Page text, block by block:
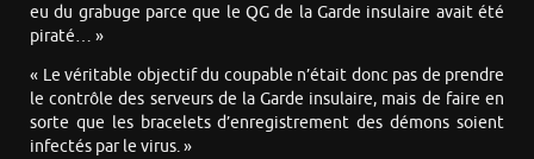
eu du grabuge parce que le QG de la Garde insulaire avait été
piraté… »
« Le véritable objectif du coupable n’était donc pas de prendre
le contrôle des serveurs de la Garde insulaire, mais de faire en
sorte que les bracelets d’enregistrement des démons soient
infectés par le virus. »